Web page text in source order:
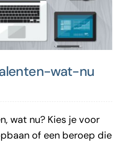
wat-nu
wat nu? Kies je voor
of een beroep die